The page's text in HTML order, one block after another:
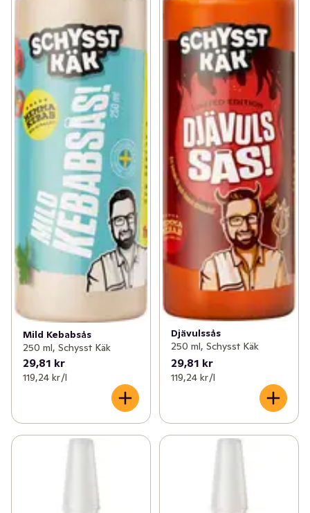
Mild Kebabsås
250 ml, Schysst Käk
29,81 kr
119,24 kr /l
Djävulssås
250 ml, Schysst Käk
29,81 kr
119,24 kr /l